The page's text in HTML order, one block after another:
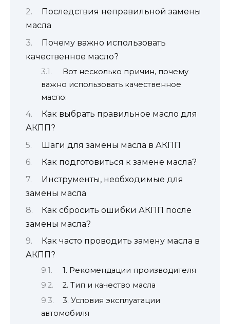
Последствия неправильной замены
масла
Почему важно использовать
качественное масло?
Вот несколько причин, почему
важно использовать качественное
масло:
Как выбрать правильное масло для
АКПП?
Шаги для замены масла в АКПП
Как подготовиться к замене масла?
Инструменты, необходимые для
замены масла
Как сбросить ошибки АКПП после
замены масла?
Как часто проводить замену масла в
АКПП?
1. Рекомендации производителя
2. Тип и качество масла
3. Условия эксплуатации
автомобиля